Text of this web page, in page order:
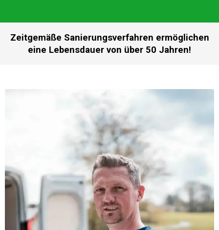
Zeitgemäße Sanierungsverfahren ermöglichen
eine Lebensdauer von über 50 Jahren!